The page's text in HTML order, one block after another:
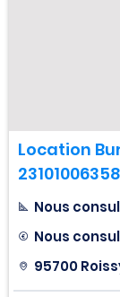
Location
Nous
Nous
95700